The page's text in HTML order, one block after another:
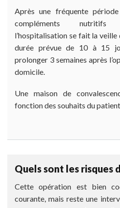
Après une fréquente
compléments nutritifs
l’hospitalisation se fait la veille
durée prévue de 10 à 15
prolonger 3 semaines après
domicile.
Une maison de
fonction des souhaits du
Quels sont les risques
Cette opération est bien
courante, mais reste une